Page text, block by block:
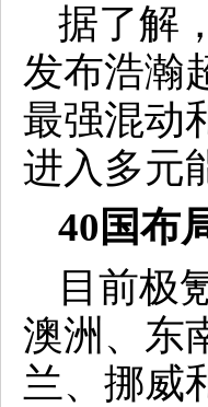
据了解
发布浩瀚
最强混动
进入多元
40国布
目前极
澳洲、东
兰、挪威